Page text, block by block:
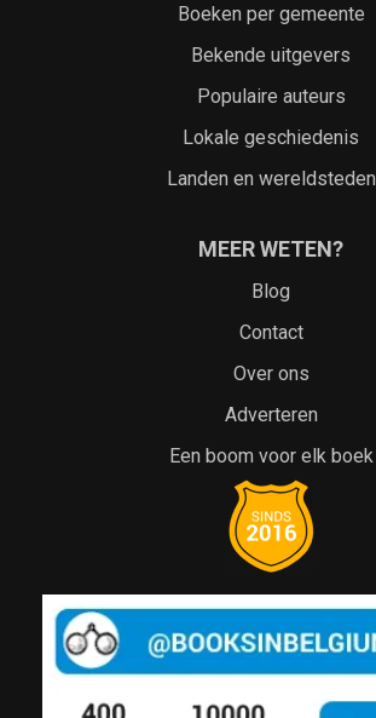
Boeken per gemeente
Bekende uitgevers
Populaire auteurs
Lokale geschiedenis
Landen en wereldsteden
MEER WETEN?
Blog
Contact
Over ons
Adverteren
Een boom voor elk boek